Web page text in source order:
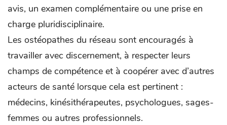
avis, un examen complémentaire ou une prise en
charge pluridisciplinaire.
Les ostéopathes du réseau sont encouragés à
travailler avec discernement, à respecter leurs
champs de compétence et à coopérer avec d’autres
acteurs de santé lorsque cela est pertinent :
médecins, kinésithérapeutes, psychologues, sages-
femmes ou autres professionnels.